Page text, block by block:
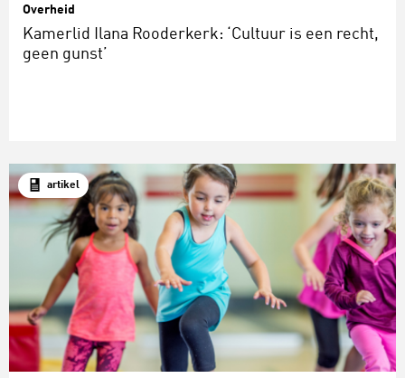
Overheid
Kamerlid Ilana Rooderkerk: ‘Cultuur is een recht,
geen gunst’
artikel